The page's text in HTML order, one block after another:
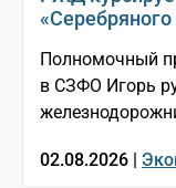
Полномочный
в СЗФО Игорь
02.08.2026 |